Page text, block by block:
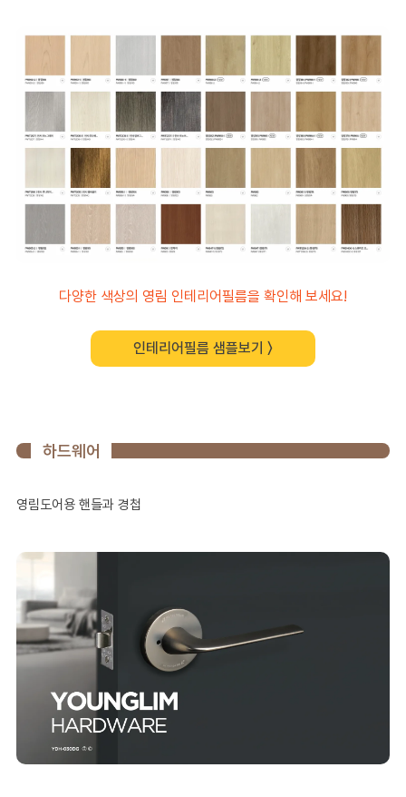
다양한 색상의 영림 인테리어필름을 확인해 보세요!
인테리어필름 샘플보기 〉
하드웨어
영림도어용 핸들과 경첩